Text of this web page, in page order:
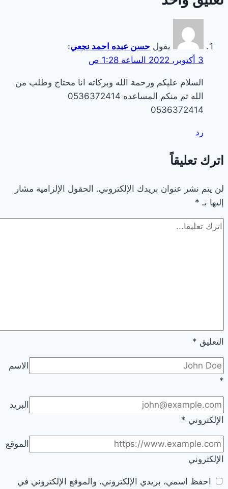
يقول حسن عبده احمد نجعي:
3 أكتوبر، 2022 الساعة 1:28 ص
السلام عليكم ورحمة الله وبركاته انا محتاج وطلب من
الله ثم منكم المساعده 0536372414
0536372414
رد
اترك تعليقاً
لن يتم نشر عنوان بريدك الإلكتروني. الحقول الإلزامية مشار
إليها بـ *
التعليق *
الاسم
*
البريد
الإلكتروني *
الموقع
الإلكتروني
احفظ اسمي، بريدي الإلكتروني، والموقع الإلكتروني في